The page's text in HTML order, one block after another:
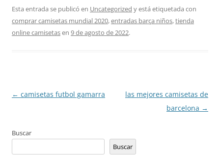
Esta entrada se publicó en Uncategorized y está etiquetada con
comprar camisetas mundial 2020,entradas barça niños,tienda
online camisetasen 9 de agosto de 2022.
Navegación
← camisetas futbol gamarra
las mejores camisetas de
barcelona →
Buscar
Buscar